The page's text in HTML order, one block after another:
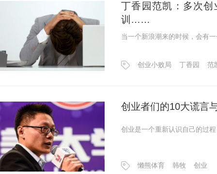
丁香园范凯：多次
训……
当一个新浪潮来的时候，会有
创业小败局 丁香园 范
创业者们的10大谎言
创业是一个重新认识自己的过
懒熊体育 韩牧 创业